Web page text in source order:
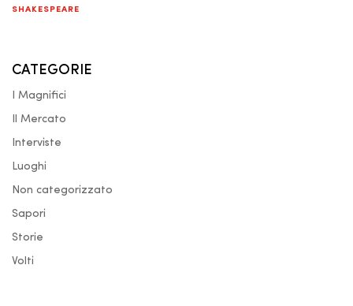
SHAKESPEARE
CATEGORIE
I Magnifici
Il Mercato
Interviste
Luoghi
Non categorizzato
Sapori
Storie
Volti